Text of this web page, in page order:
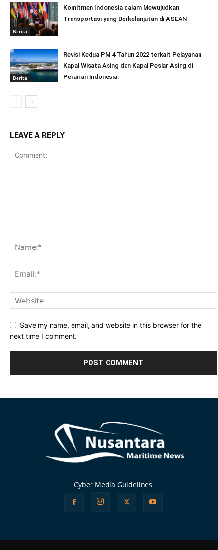
Berita
Komitmen Indonesia dalam Mewujudkan
Transportasi yang Berkelanjutan di ASEAN
Berita
Revisi Kedua PM 4 Tahun 2022 terkait Pelayanan
Kapal Wisata Asing dan Kapal Pesiar Asing di
Perairan Indonesia.
LEAVE A REPLY
Save my name, email, and website in this browser for the
next time I comment.
Cyber Media Guidelines